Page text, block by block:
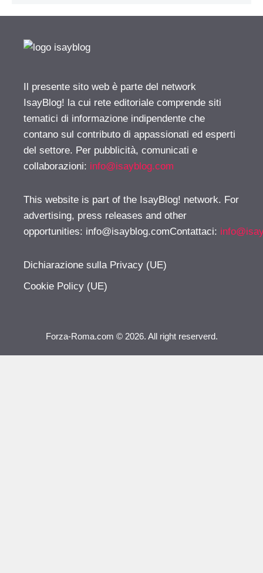
Il presente sito web è parte del network
IsayBlog! la cui rete editoriale comprende siti
tematici di informazione indipendente che
contano sul contributo di appassionati ed esperti
del settore. Per pubblicità, comunicati e
collaborazioni: info@isayblog.com
This website is part of the IsayBlog! network. For
advertising, press releases and other
opportunities: info@isayblog.comContattaci:
Dichiarazione sulla Privacy (UE)
Cookie Policy (UE)
Forza-Roma.com © 2026. All right reserverd.